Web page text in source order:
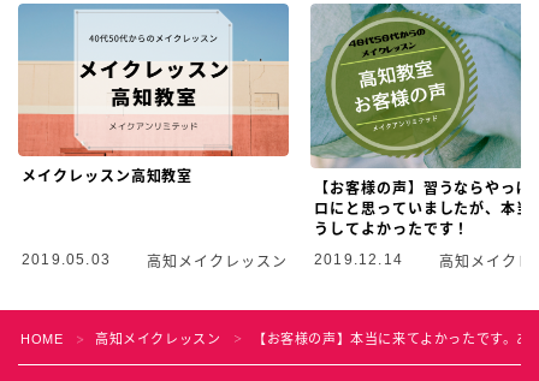
メイクレッスン高知教室
2019.05.03 高知メイクレッスン
【お客様の声】習うならやっぱ
ロにと思っていましたが、本当
うしてよかったです！
2019.12.14
高知メイクレ
HOME ＞ 高知メイクレッスン ＞ 【お客様の声】本当に来てよかったです。あ